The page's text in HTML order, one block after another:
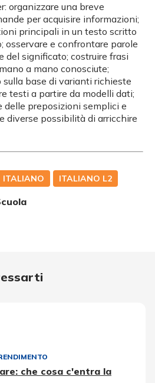
organizzare una breve
per acquisire informazioni;
principali in un testo scritto
e confrontare parole
del significato; costruire frasi
a mano conosciute;
base di varianti richieste
testi a partire da modelli dati;
delle preposizioni semplici e
diverse possibilità di arricchire
ITALIANO ITALIANO L2
che cosa c'entra la